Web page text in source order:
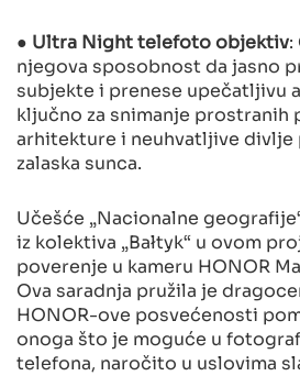
● Ultra Night telefoto objektiv:
njegova sposobnost da jasno
subjekte i prenese upečatljivu
ključno za snimanje prostranih
arhitekture i neuhvatljive divlje
zalaska sunca.
Učešće „Nacionalne
iz kolektiva „Bałtyk“ u ovom
poverenje u kameru HONOR
Ova saradnja pružila je
HONOR-ove posvećenosti
onoga što je moguće u
telefona, naročito u uslovima